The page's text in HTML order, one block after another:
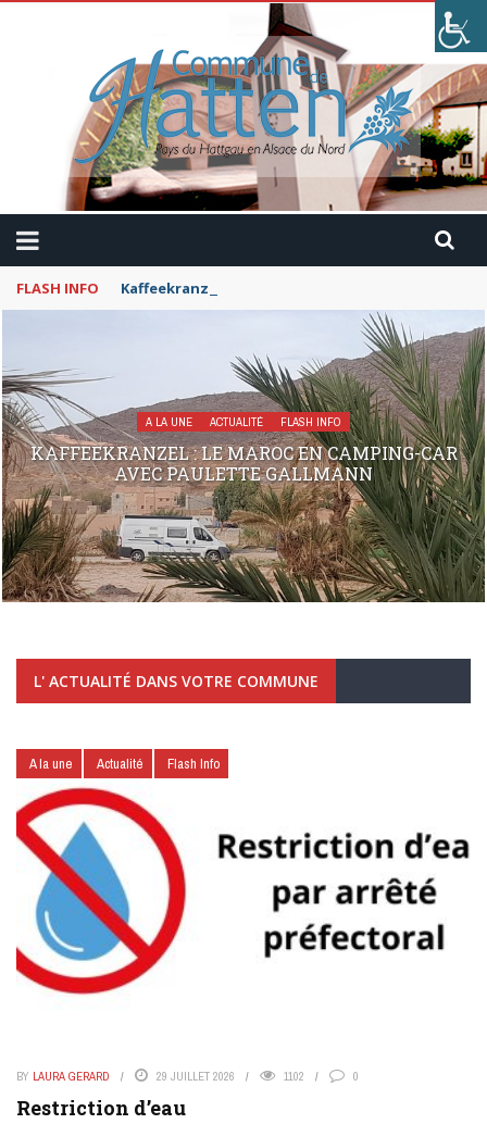
FLASH INFO Kaffeekranzel : Le Maroc en camping-car avec
A LA UNE ACTUALITÉ FLASH INFO
KAFFEEKRANZEL : LE MAROC EN CAMPING-CAR
AVEC PAULETTE GALLMANN
L' ACTUALITÉ DANS VOTRE COMMUNE
A la une Actualité Flash Info
BY LAURA GERARD 29 JUILLET 2026 1102 0
Restriction d’eau